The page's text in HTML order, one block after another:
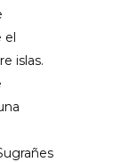
el
islas.